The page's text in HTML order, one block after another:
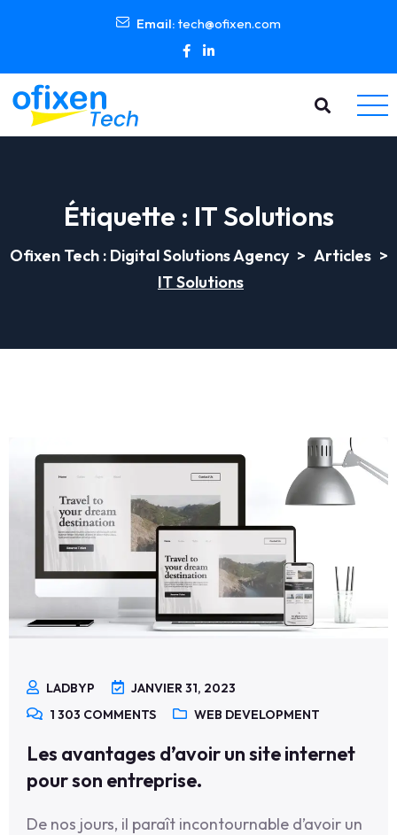
Email: tech@ofixen.com
Étiquette : IT Solutions
Ofixen Tech : Digital Solutions Agency > Articles >
IT Solutions
LADBYP
JANVIER 31, 2023
1 303 COMMENTS WEB DEVELOPMENT
Les avantages d’avoir un site internet
pour son entreprise.
De nos jours, il paraît incontournable d’avoir un